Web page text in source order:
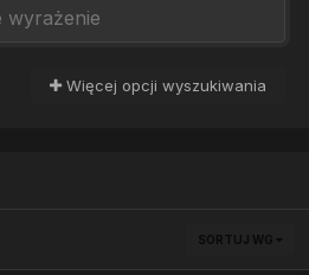
Więcej opcji wyszukiwania
SORTUJ WG